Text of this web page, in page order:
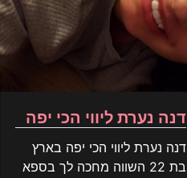
דנה נערת ליווי הכי יפה
דנה נערת ליווי הכי יפה בארץ
בת 22 השווה מחכה לך בספא